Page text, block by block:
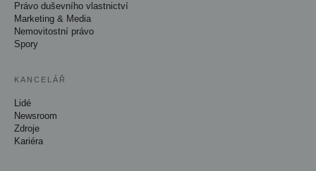
Právo duševního vlastnictví
Marketing & Media
Nemovitostní právo
Spory
KANCELÁŘ
Lidé
Newsroom
Zdroje
Kariéra